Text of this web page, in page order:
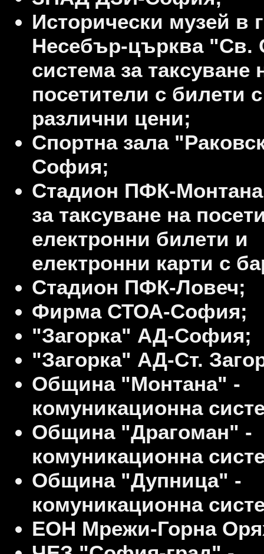
Исторически музей в
Несебър-църква "Св.
система за таксуване
посетители с билети
различни цени;
Спортна зала
София;
Стадион ПФК-
за таксуване на
електронни билети и
електронни карти с
Стадион ПФК-Ловеч;
Фирма СТОА-София;
"Загорка" АД-София;
"Загорка" АД-Ст.
Община "Монтана" -
комуникационна
Община "Драгоман" -
комуникационна
Община "Дупница" -
комуникационна
ЕОН Мрежи-Горна